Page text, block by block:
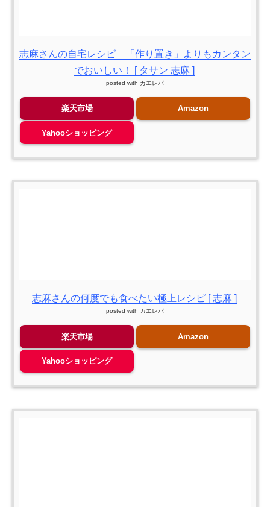
志麻さんの自宅レシピ 「作り置き」よりもカンタン
でおいしい！ [ タサン 志麻 ]
posted with カエレバ
楽天市場 Amazon
Yahooショッピング
志麻さんの何度でも食べたい極上レシピ [ 志麻 ]
posted with カエレバ
楽天市場 Amazon
Yahooショッピング